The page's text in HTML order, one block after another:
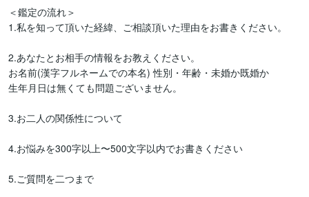
＜鑑定の流れ＞
1.私を知って頂いた経緯、ご相談頂いた理由をお書きください。
2.あなたとお相手の情報をお教えください。
お名前(漢字フルネームでの本名) 性別・年齢・未婚か既婚か
生年月日は無くても問題ございません。
3.お二人の関係性について
4.お悩みを300字以上〜500文字以内でお書きください
5.ご質問を二つまで